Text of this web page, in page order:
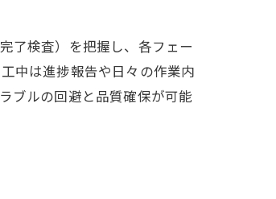
検査）を把握し、各フェー
中は進捗報告や日々の作業内
ブルの回避と品質確保が可能